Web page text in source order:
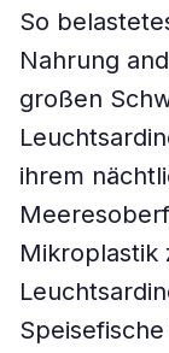
So
Nahrung
großen
ihrem
Mikroplastik